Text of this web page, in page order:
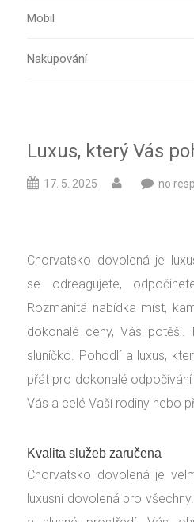
Mobil
Nakupování
Luxus, který Vás
17. 5. 2025 no
Chorvatsko dovolená je
se odreagujete,
Rozmanitá nabídka míst,
dokonalé ceny, Vás potěší.
sluníčko. Pohodlí a luxus,
přát pro dokonalé
Vás a celé Vaší rodiny nebo
Kvalita služeb zaručena
Chorvatsko dovolená je
luxusní dovolená pro